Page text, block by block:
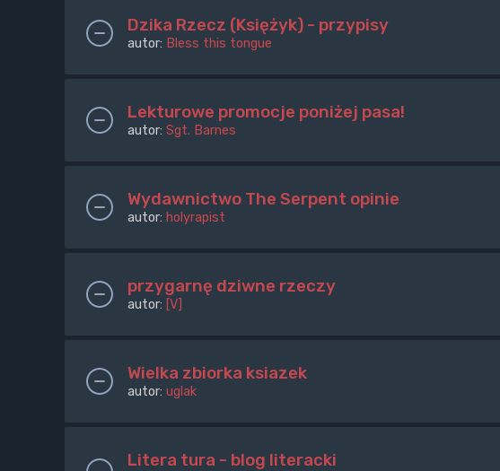
Dzika Rzecz (Księżyk) - przypisy
autor: Bless this tongue
Lekturowe promocje poniżej pasa!
autor: Sgt. Barnes
Wydawnictwo The Serpent opinie
autor: holyrapist
przygarnę dziwne rzeczy
autor: [V]
Wielka zbiorka ksiazek
autor: uglak
Litera tura - blog literacki